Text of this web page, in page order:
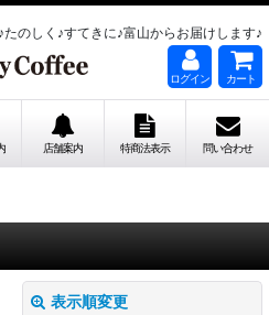
のしく♪すてきに♪富山からお届けします♪
ログイン カート
店舗案内 特商法表示 問い合わせ
表示順変更